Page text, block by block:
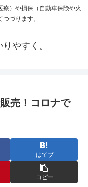
療）や損保（自動車保険や火
づります。
やすく。
売！コロナで
はてブ
コピー